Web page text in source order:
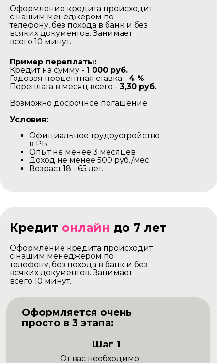
Кредит онлайн до 7 лет
Оформляется очень
просто в 3 этапа:
Шаг 1
От вас необходимо
Оформление кредита происходит
с нашим менеджером по
телефону, без похода в банк и без
всяких документов. Занимает
всего 10 минут.
Оформление кредита происходит
с нашим менеджером по
телефону, без похода в банк и без
всяких документов. Занимает
всего 10 минут.
Пример переплаты:
Кредит на сумму - 1 000 руб.
Годовая процентная ставка - 4 %
Переплата в месяц всего - 3,30 руб.
Возможно досрочное погашение.
Условия:
Официальное трудоустройство
в РБ
Опыт не менее 3 месяцев
Доход не менее 500 руб./мес
Возраст 18 - 65 лет.